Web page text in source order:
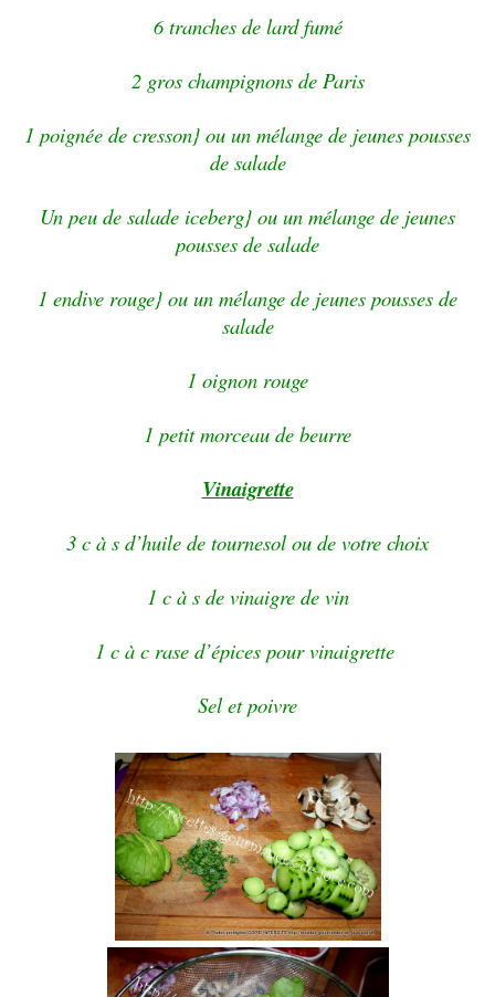
6 tranches de lard fumé
2 gros champignons de Paris
1 poignée de cresson} ou un mélange de jeunes pousses
de salade
Un peu de salade iceberg} ou un mélange de jeunes
pousses de salade
1 endive rouge} ou un mélange de jeunes pousses de
salade
1 oignon rouge
1 petit morceau de beurre
Vinaigrette
3 c à s d’huile de tournesol ou de votre choix
1 c à s de vinaigre de vin
1 c à c rase d’épices pour vinaigrette
Sel et poivre